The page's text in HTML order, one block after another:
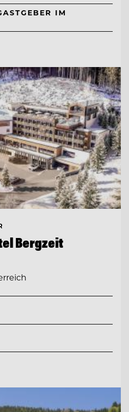
IM
Bergzeit